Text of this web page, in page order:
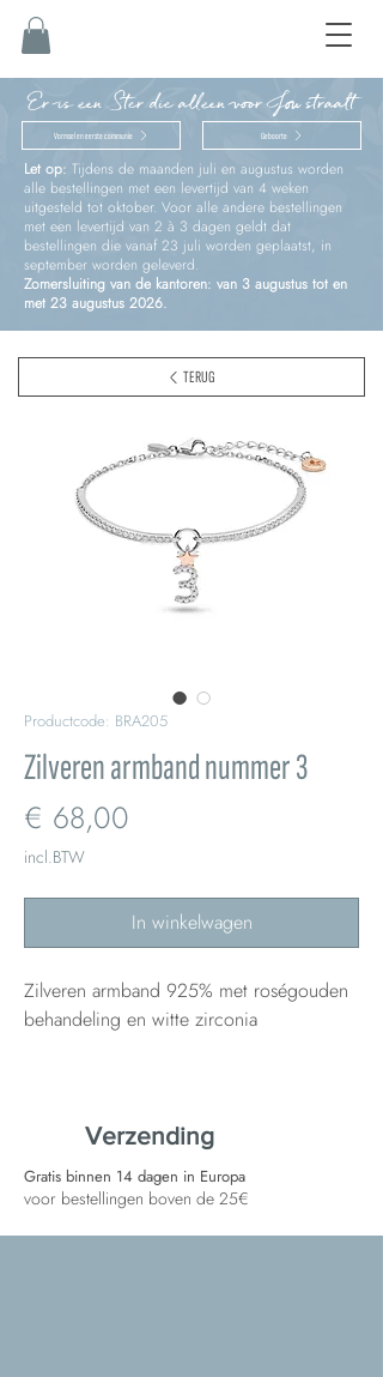
Er is een Ster die alleen voor Jou straalt
Vormsel en eerste communie Geboorte
Let op: Tijdens de maanden juli en augustus worden
alle bestellingen met een levertijd van 4 weken
uitgesteld tot oktober. Voor alle andere bestellingen
met een levertijd van 2 à 3 dagen geldt dat
bestellingen die vanaf 23 juli worden geplaatst, in
september worden geleverd.
Zomersluiting van de kantoren: van 3 augustus tot en
met 23 augustus 2026.
Productcode: BRA205
Zilveren armband nummer 3
€ 68,00
incl.BTW
In winkelwagen
Zilveren armband 925% met roségouden
behandeling en witte zirconia
TERUG
Verzending
Gratis binnen 14 dagen in Europa
voor bestellingen boven de 25€